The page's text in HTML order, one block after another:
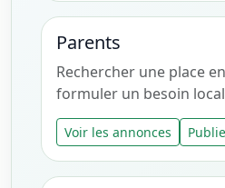
Parents
Rechercher une place
formuler un besoin
Voir les annonces